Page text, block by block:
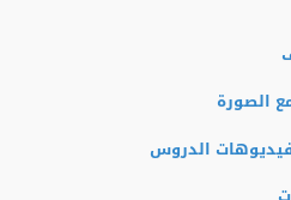
الصورة
فيديوهات الدروس